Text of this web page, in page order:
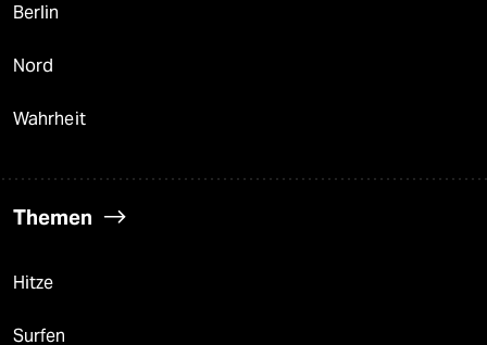
Berlin
Nord
Wahrheit
Themen
Hitze
Surfen